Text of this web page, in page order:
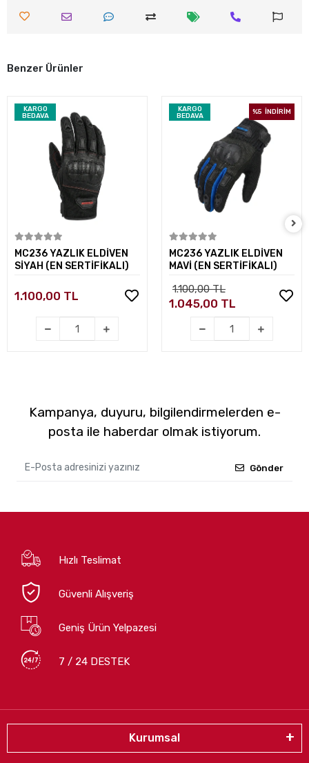
Benzer Ürünler
KARGO
BEDAVA
Sepete Ekle
MC236 YAZLIK ELDİVEN
SİYAH (EN SERTİFİKALI)
1.100,00 TL
KARGO
BEDAVA
%5 İNDİRİM
Sepete Ekle
MC236 YAZLIK ELDİVEN
MAVİ (EN SERTİFİKALI)
1.100,00 TL
1.045,00 TL
Kampanya, duyuru, bilgilendirmelerden e-
posta ile haberdar olmak istiyorum.
Gönder
Hızlı Teslimat
Güvenli Alışveriş
Geniş Ürün Yelpazesi
7 / 24 DESTEK
Kurumsal